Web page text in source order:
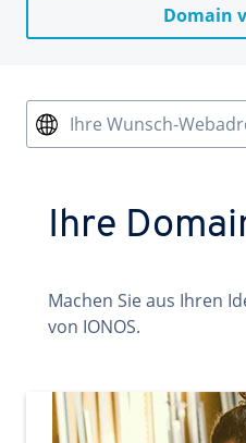
Domain
Ihre Wunsch-
Ihre
Machen Sie aus Ihren
von IONOS.